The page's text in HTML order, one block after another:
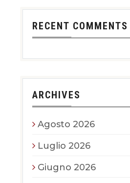
RECENT COMMENTS
ARCHIVES
Agosto 2026
Luglio 2026
Giugno 2026